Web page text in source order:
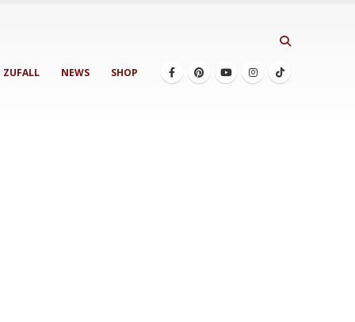
ZUFALL NEWS SHOP